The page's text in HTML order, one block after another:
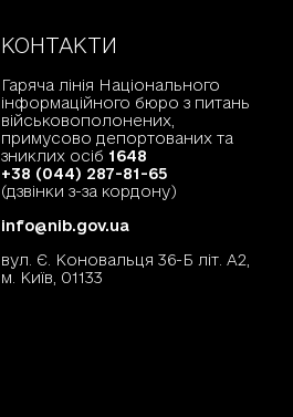
КОНТАКТИ
Гаряча лінія Національного
інформаційного бюро з питань
військовополонених,
примусово депортованих та
зниклих осіб 1648
+38 (044) 287-81-65
(дзвінки з-за кордону)
info@nib.gov.ua
вул. Є. Коновальця 36-Б літ. А2,
м. Київ, 01133